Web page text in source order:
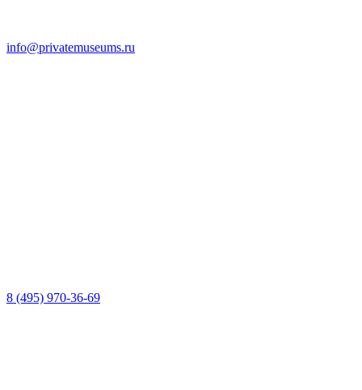
info@privatemuseums.ru
8 (495) 970-36-69